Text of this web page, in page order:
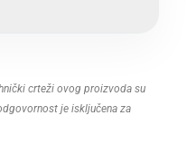
crteži ovog proizvoda su
je isključena za